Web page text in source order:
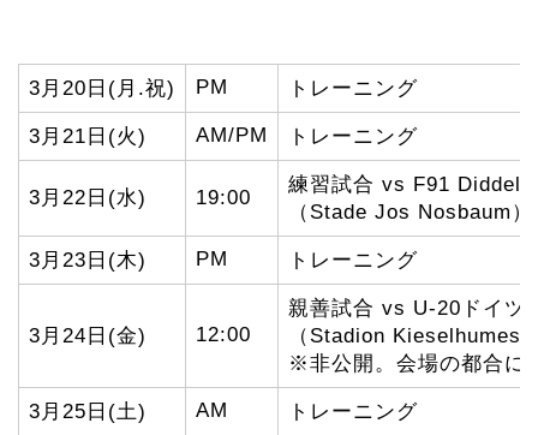
3月20日(月.祝) PM トレーニング
3月21日(火) AM/PM トレーニング
3月22日(水) 19:00
練習試合 vs F91
（Stade Jos Nosbaum）
3月23日(木) PM トレーニング
3月24日(金) 12:00
親善試合 vs U-20ドイツ
（Stadion Kieselhumes
※非公開。会場の都合に
3月25日(土) AM トレーニング